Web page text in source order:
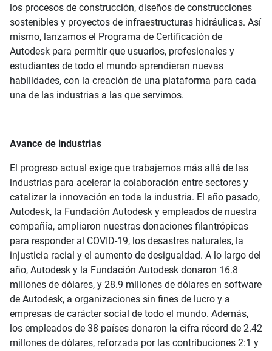
los procesos de construcción, diseños de construcciones
sostenibles y proyectos de infraestructuras hidráulicas. Así
mismo, lanzamos el Programa de Certificación de
Autodesk para permitir que usuarios, profesionales y
estudiantes de todo el mundo aprendieran nuevas
habilidades, con la creación de una plataforma para cada
una de las industrias a las que servimos.
Avance de industrias
El progreso actual exige que trabajemos más allá de las
industrias para acelerar la colaboración entre sectores y
catalizar la innovación en toda la industria. El año pasado,
Autodesk, la Fundación Autodesk y empleados de nuestra
compañía, ampliaron nuestras donaciones filantrópicas
para responder al COVID-19, los desastres naturales, la
injusticia racial y el aumento de desigualdad. A lo largo del
año, Autodesk y la Fundación Autodesk donaron 16.8
millones de dólares, y 28.9 millones de dólares en software
de Autodesk, a organizaciones sin fines de lucro y a
empresas de carácter social de todo el mundo. Además,
los empleados de 38 países donaron la cifra récord de 2.42
millones de dólares, reforzada por las contribuciones 2:1 y